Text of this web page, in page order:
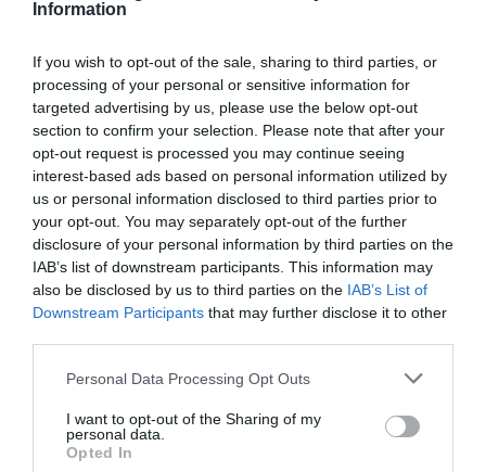
Information
If you wish to opt-out of the sale, sharing to third parties, or
processing of your personal or sensitive information for
targeted advertising by us, please use the below opt-out
section to confirm your selection. Please note that after your
opt-out request is processed you may continue seeing
interest-based ads based on personal information utilized by
us or personal information disclosed to third parties prior to
your opt-out. You may separately opt-out of the further
disclosure of your personal information by third parties on the
IAB’s list of downstream participants. This information may
also be disclosed by us to third parties on the IAB’s List of
Downstream Participants that may further disclose it to other
Personal Data Processing Opt Outs
I want to opt-out of the Sharing of my
personal data.
Opted In
Πολιτισμό στοCulturenow.gr
Νέοι Διαγωνισμοί❯
Tags
ΓΛΥΚΕΡΙΑ
ΕΝΤΕΧΝΟ - ΛΑΪΚΟ - ΠΑΡΑΔΟΣΙΑΚΗ
ΚΑΛΟΚΑΙΡΙΝΑ ΦΕΣΤΙΒΑΛ
ΚΑΛΟΚΑΙΡΙΝΕΣ ΣΥΝΑΥΛΙΕΣ
ΜΕΛΙΝΑ ΑΣΛΑΝΙΔΟΥ
ΣΥΝΑΥΛΙΕΣ 2019
Κάθε βδομάδα στο e-mail σας τα τελευταία νέα για
την Τέχνη και τον Πολιτισμό!